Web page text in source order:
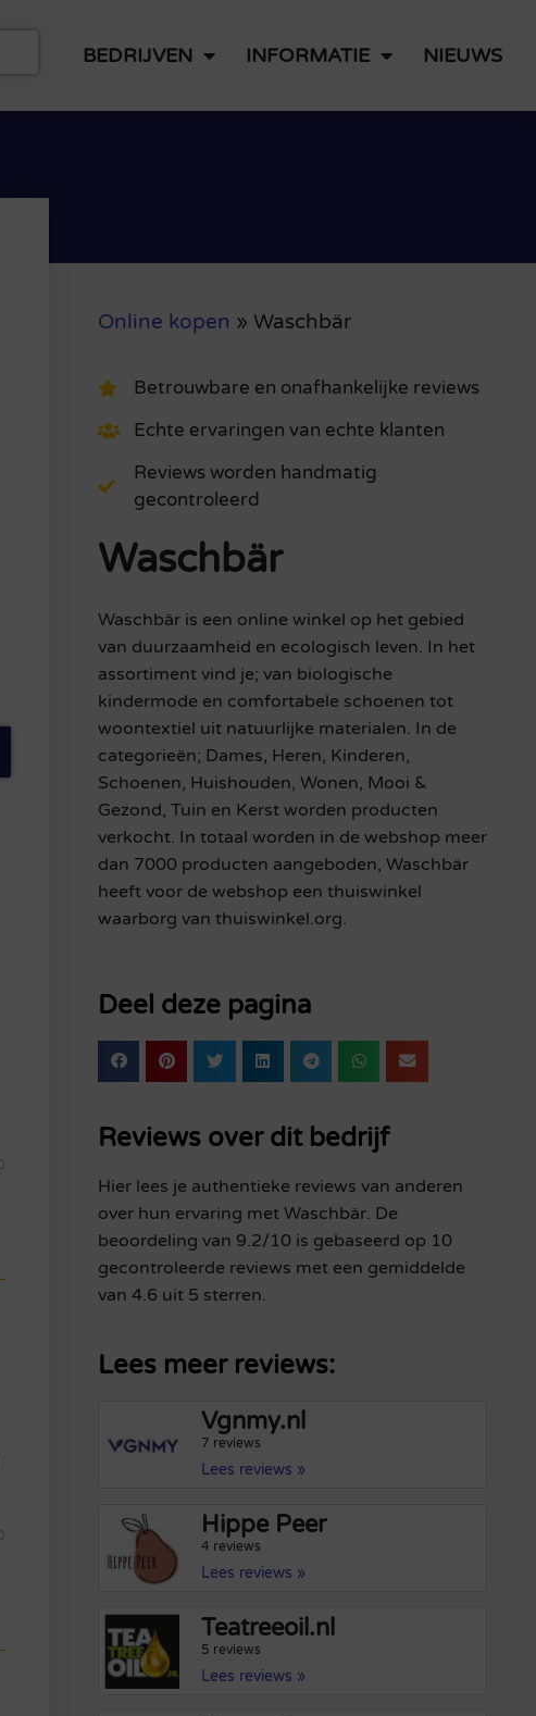
BEDRIJVEN INFORMATIE NIEUWS
Online kopen » Waschbär
Betrouwbare en onafhankelijke reviews
Echte ervaringen van echte klanten
Reviews worden handmatig
gecontroleerd
Waschbär
Waschbär is een online winkel op het gebied
van duurzaamheid en ecologisch leven. In het
assortiment vind je; van biologische
kindermode en comfortabele schoenen tot
woontextiel uit natuurlijke materialen. In de
categorieën; Dames, Heren, Kinderen,
Schoenen, Huishouden, Wonen, Mooi &
Gezond, Tuin en Kerst worden producten
verkocht. In totaal worden in de webshop meer
dan 7000 producten aangeboden, Waschbär
heeft voor de webshop een thuiswinkel
waarborg van thuiswinkel.org.
Deel deze pagina
Reviews over dit bedrijf
Hier lees je authentieke reviews van anderen
over hun ervaring met Waschbär. De
beoordeling van 9.2/10 is gebaseerd op 10
gecontroleerde reviews met een gemiddelde
van 4.6 uit 5 sterren.
Lees meer reviews:
Vgnmy.nl
7 reviews
Lees reviews »
Hippe Peer
4 reviews
Lees reviews »
Teatreeoil.nl
5 reviews
Lees reviews »